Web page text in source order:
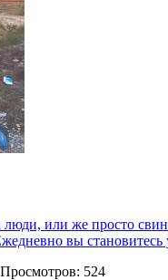
или же просто
вы
Просмотров: 524